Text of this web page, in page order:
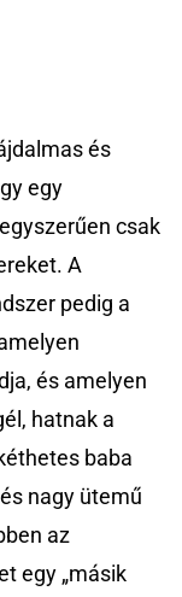
és
egy
csak
A
pedig a
és amelyen
hatnak a
baba
nagy ütemű
az
egy „másik